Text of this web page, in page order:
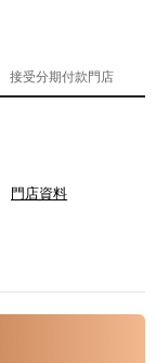
接受分期付款門店
門店資料